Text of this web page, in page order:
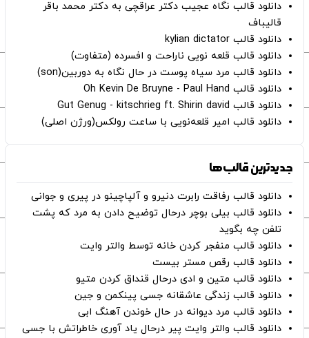
دانلود قالب نگاه عجیب دکتر عراقچی به دکتر محمد باقر
قالیباف
دانلود قالب kylian dictator
دانلود قالب قلعه نویی ناراحت و افسرده (متفاوت)
دانلود قالب مرد سیاه پوست در حال نگاه به دوربین(son)
دانلود قالب Oh Kevin De Bruyne - Paul Hand
دانلود قالب Gut Genug - kitschrieg ft. Shirin david
دانلود قالب امیر قلعه‌نویی با ساعت رولکس(ورژن اصلی)
جدیدترین قالب‌ها
دانلود قالب رفاقت رابرت دنیرو و آلپاچینو در پیری و جوانی
دانلود قالب بیلی بوچر درحال توضیح دادن به مرد که پشت
تلفن چه بگوید
دانلود قالب منفجر کردن خانه توسط والتر وایت
دانلود قالب رقص مستر بیست
دانلود قالب متین و ادی درحال قنداق کردن متیو
دانلود قالب زندگی عاشقانه جسی پینکمن و جین
دانلود قالب مرد دیوانه در حال خوندن آهنگ ابی
دانلود قالب والتر وایت پیر درحال یاد آوری خاطراتش با جسی